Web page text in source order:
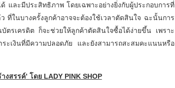
และมีประสิทธิภาพ โดยเฉพาะอย่างยิ่งกับผู้ประกอบการที่
ที่ในบางครั้งลูกค้าอาจจะต้องใช้เวลาตัดสินใจ ฉะนั้นการ
ตรเครดิต ก็จะช่วยให้ลูกค้าตัดสินใจซื้อได้ง่ายขึ้น เพราะ
ระเงินที่มีความปลอดภัย และยังสามารถสะสมคะแนนหรือ
งสรรค์’ โดย LADY PINK SHOP